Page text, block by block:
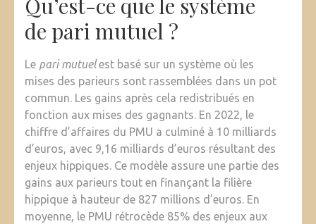
Qu’est-ce que le système
de pari mutuel ?
Le pari mutuelest basé sur un système où les
mises des parieurs sont rassemblées dans un pot
commun. Les gains après cela redistribués en
fonction aux mises des gagnants. En 2022, le
chiffre d’affaires du PMU a culminé à 10 milliards
d’euros, avec 9,16 milliards d’euros résultant des
enjeux hippiques. Ce modèle assure une partie des
gains aux parieurs tout en finançant la filière
hippique à hauteur de 827 millions d’euros. En
moyenne, le PMU rétrocède 85% des enjeux aux